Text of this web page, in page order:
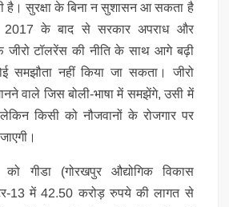
है। सुरक्षा के बिना न सुशासन आ सकता है
2017 के बाद से सरकार अपराध और
जीरो टॉलरेंस की नीति के साथ आगे बढ़ी
समझौता नहीं किया जा सकता। जीरो
वाले जिस बोली-भाषा में समझेंगे, उसी में
किसी को नौजवानों के रोजगार पर
को गीडा (गोरखपुर औद्योगिक विकास
13 में 42.50 करोड़ रुपये की लागत से